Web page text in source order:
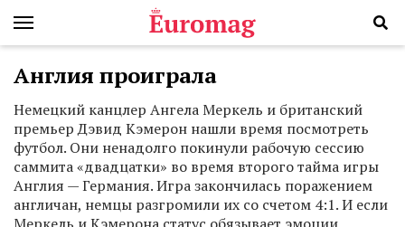
Англия проиграла
Немецкий канцлер Ангела Меркель и британский
премьер Дэвид Кэмерон нашли время посмотреть
футбол. Они ненадолго покинули рабочую сессию
саммита «двадцатки» во время второго тайма игры
Англия — Германия. Игра закончилась поражением
англичан, немцы разгромили их со счетом 4:1. И если